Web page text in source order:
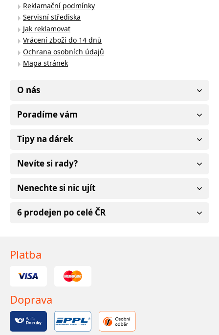
Reklamační podmínky
Servisní střediska
Jak reklamovat
Vrácení zboží do 14 dnů
Ochrana osobních údajů
Mapa stránek
O nás
Poradíme vám
Tipy na dárek
Nevíte si rady?
Nenechte si nic ujít
6 prodejen po celé ČR
Platba
Doprava